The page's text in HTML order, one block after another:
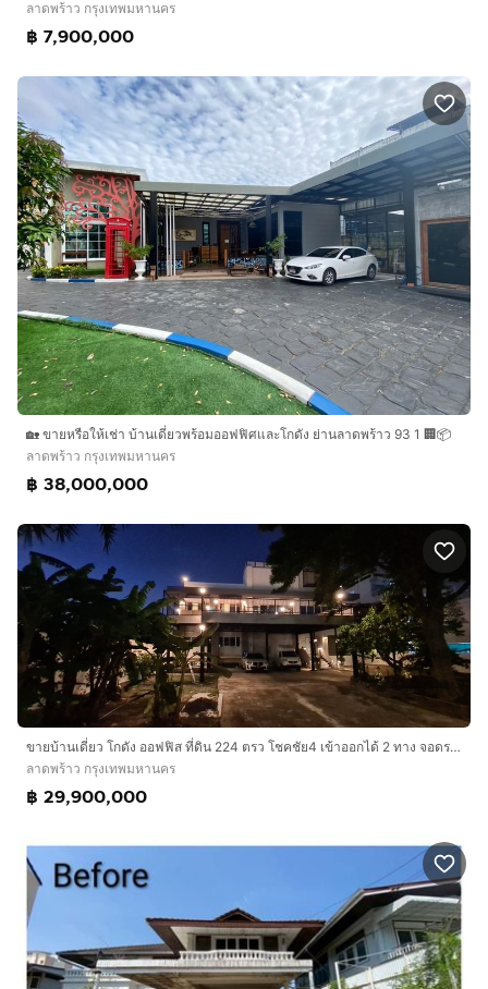
ลาดพร้าว กรุงเทพมหานคร
฿ 7,900,000
🏡 ขายหรือให้เช่า บ้านเดี่ยวพร้อมออฟฟิศและโกดัง ย่านลาดพร้าว 93 1 🏢📦
ลาดพร้าว กรุงเทพมหานคร
฿ 38,000,000
ขายบ้านเดี่ยว โกดัง ออฟฟิส ที่ดิน 224 ตรว โชคชัย4 เข้าออกได้ 2 ทาง จอดรถได้กว่า 10 คัน
ลาดพร้าว กรุงเทพมหานคร
฿ 29,900,000